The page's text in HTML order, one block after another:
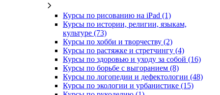
Курсы по рисованию на iPad (1)
Курсы по истории, религии, языкам,
культуре (73)
Курсы по хобби и творчеству (2)
Курсы по растяжке и стретчингу (4)
Курсы по здоровью и уходу за собой (16)
Курсы по борьбе с выгоранием (8)
Курсы по логопедии и дефектологии (48)
Курсы по экологии и урбанистике (15)